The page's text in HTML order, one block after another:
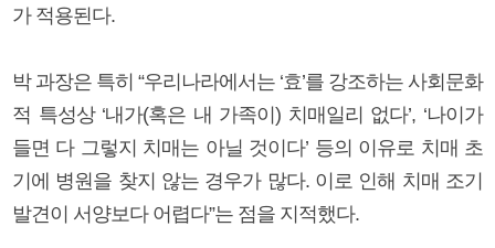
가 적용된다.
박 과장은 특히 “우리나라에서는 ‘효’를 강조하는 사회문화
적 특성상 ‘내가(혹은 내 가족이) 치매일리 없다’, ‘나이가
들면 다 그렇지 치매는 아닐 것이다’ 등의 이유로 치매 초
기에 병원을 찾지 않는 경우가 많다. 이로 인해 치매 조기
발견이 서양보다 어렵다”는 점을 지적했다.